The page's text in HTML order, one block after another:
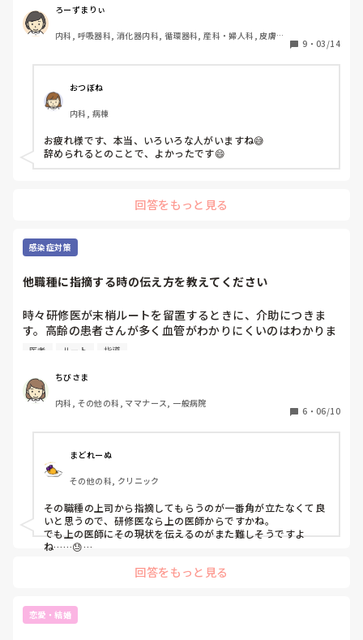
私に仕事を教えてくれる人に
私｢これってどうしたらいいですか？｣
パイセン｢これねー、私もよく分からないの、やったことな
…？
1年近くいたんですよね？うーん…。それでよく仕事してた
なぁ。
規模の小さい病院なので外来診察室や処置室の掃除は自分た
ちでやります。
パイセン｢こんなのなんで看護師がやらなきゃいけないの…｣
けど^^
環境整備って知ってます？^^^^
ドクターの指示を聞きそびれたのか間違えたのか、ドクター
パイセン｢ほんっとクソ医者｣
後日別の先輩から、パイセンはドクター達に嫌われていると
聞きました。ですよねー。
採血しようとしてた時
パイセン｢血管でないねー、叩くよー｣
よーって言いながらもう叩いてた。
私｢産婦人科にいました｣
パイセン｢うわー、産婦人科なんて絶対選択肢にないわー、
私子供嫌いだしー｣
…私は産婦人科大好きですけど^^^^
パイセンが内線電話に出ると声がでかくて診察の邪魔。
メモ書きが汚すぎて字が読めない。
紙カルテなので検査伝票も貼ったりするけど、看護師の仕事
じゃないってわめいてた。
新入ナースに言うことか？と思うこと多々あり。パイセンは
辞めることが決まってたので良かったです。
ろーずまりぃ
内科, 呼吸器科, 消化器内科, 循環器科, 産科・婦人科, 皮膚科,
9 ・ 03/14
おつぼね
内科, 病棟
お疲れ様です、本当、いろいろな人がいますね😅
辞められるとのことで、よかったです😄
回答をもっと見る
感染症対策
他職種に指摘する時の伝え方を教えてください
時々研修医が末梢ルートを留置するときに、介助につきま
す。高齢の患者さんが多く血管がわかりにくいのはわかりま
すが、大体の研修医はせっかく手袋をつけていたのに血管を
にこのような場面に遭遇するのですが、患者さんの前なので
指摘できずにいます。
同じ看護師ならあとから振り返りをして指摘できるのです
か？どのように伝えたら角が立ちませんか？
医者 ルート 指導
ちびさま
内科, その他の科, ママナース, 一般病院
6 ・ 06/10
まどれーぬ
その他の科, クリニック
その職種の上司から指摘してもらうのが一番角が立たなくて良
いと思うので、研修医なら上の医師からですかね。
でも上の医師にその現状を伝えるのがまた難しそうですよ
ね……😓
て、師長さんから上の医師に伝えてもらう、とかですかね
ちなみに私であれば他職種とのトラブルは避けたいので、指摘
はしないですね。
回答をもっと見る
恋愛・結婚